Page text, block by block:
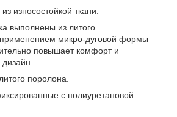
износостойкой ткани.
выполнены из литого
микро-дуговой формы
повышает комфорт и
поролона.
с полиуретановой